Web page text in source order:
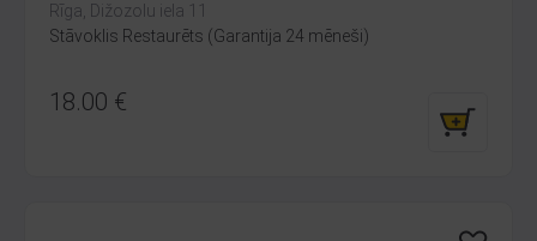
Rīga, Dižozolu iela 11
Stāvoklis Restaurēts (Garantija 24 mēneši)
18.00 €